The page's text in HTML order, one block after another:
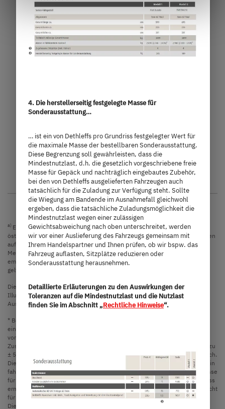
selected settings at any time as well as deselect or
change them later (such as by using the fingerprint button
at the bottom left of the website). You can find further
information in our Privacy Policy.
I 7027
121.490,– € 2 - 4 Personen
Länge Technisch zulässige Gesamtmasse
Modell auswählen
a) Es handelt sich um eine unverbindliche Preisempfehlung, die auf den
österreichischen Verkaufspreisen basiert. Preise in anderen Ländern können
aufgrund der Währungsumrechnung und der länderspezifischen
Mehrwertsteuer, Gebühren und Einfuhrzölle abweichen. Daher wird
empfohlen, einen örtlichen Händler nach den für das jeweilige Land
geltenden Preisen zu fragen, um den aktuellsten Stand zu erfahren.
Die in diesem Fahrzeugkonfigurator dargestellten Bilder dienen lediglich
Illustrationszwecken. Sie können von anderen Modellen oder
Ausstattungsvarianten stammen und abweichen.
* Bei der angegebenen Masse in fahrbereitem Zustand handelt es sich um
einen im Typgenehmigungsverfahren festgelegten Standardwert. Aufgrund
von Fertigungstoleranzen kann die real gewogene Masse in fahrbereitem
Zustand vom oben angegebenen Wert abweichen. Abweichungen von bis zu
± 5 % der Masse in fahrbereitem Zustand sind rechtlich zulässig und möglich.
Die zulässige Spanne in Kilogramm ist im Klammerzusatz hinter der Masse in
fahrbereitem Zustand angegeben. Bei der herstellerseitig festgelegten Masse
für Sonderausstattung handelt es sich um einen für jeden Typ und Grundriss
ermittelten kalkulatorischen Wert, mit dem Dethleffs festlegt, wieviel Gewicht
für werkseitig eingebaute Sonderausstattung maximal zur Verfügung steht.
Die Begrenzung der Sonderausstattung soll gewährleisten, dass die
4. Die herstellerseitig festgelegte Masse für
Sonderausstattung…
… ist ein von Dethleffs pro Grundriss festgelegter Wert für
die maximale Masse der bestellbaren Sonderausstattung.
Diese Begrenzung soll gewährleisten, dass die
Mindestnutzlast, d.h. die gesetzlich vorgeschriebene freie
Masse für Gepäck und nachträglich eingebautes Zubehör,
bei den von Dethleffs ausgelieferten Fahrzeugen auch
tatsächlich für die Zuladung zur Verfügung steht. Sollte
die Wiegung am Bandende im Ausnahmefall gleichwohl
ergeben, dass die tatsächliche Zuladungsmöglichkeit die
Mindestnutzlast wegen einer zulässigen
Gewichtsabweichung nach oben unterschreitet, werden
wir vor einer Auslieferung des Fahrzeugs gemeinsam mit
Ihrem Handelspartner und Ihnen prüfen, ob wir bspw. das
Fahrzeug auflasten, Sitzplätze reduzieren oder
Sonderausstattung herausnehmen.
Detaillierte Erläuterungen zu den Auswirkungen der
Toleranzen auf die Mindestnutzlast und die Nutzlast
finden Sie im Abschnitt „Rechtliche Hinweise“.